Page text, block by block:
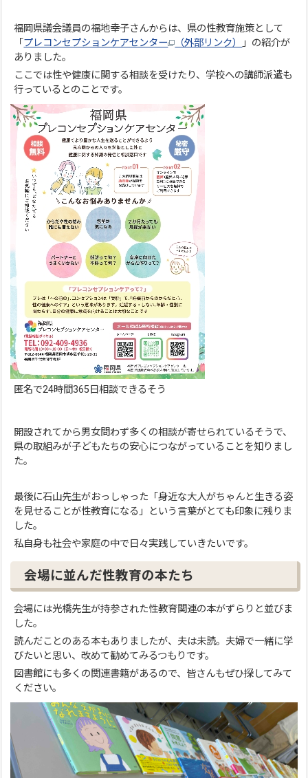
福岡県議会議員の福地幸子さんからは、県の性教育施策として
「 プレコンセプションケアセンター （外部リンク）
」の紹介が
ありました。
ここでは性や健康に関する相談を受けたり、学校への講師派遣も
行っているとのことです。
匿名で24時間365日相談できるそう
開設されてから男女問わず多くの相談が寄せられているそうで、
県の取組みが子どもたちの安心につながっていることを知りまし
た。
最後に石山先生がおっしゃった「身近な大人がちゃんと生きる姿
を見せることが性教育になる」という言葉がとても印象に残りま
した。
私自身も社会や家庭の中で日々実践していきたいです。
会場に並んだ性教育の本たち
会場には光橋先生が持参された性教育関連の本がずらりと並びま
した。
読んだことのある本もありましたが、夫は未読。夫婦で一緒に学
びたいと思い、改めて勧めてみるつもりです。
図書館にも多くの関連書籍があるので、皆さんもぜひ探してみて
ください。